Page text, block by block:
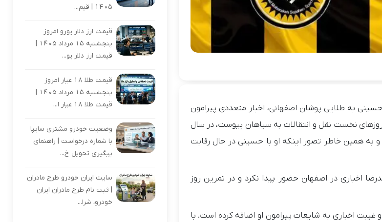
به طلایی پوشان اصفهانی، اخبار متعددی پیرامون
نخست نقل و انتقالات به سپاهان پیوست، در سال
به همین خاطر تصور اینکه او با حسینی در حال رقابت
اخباری در اصفهان حضور پیدا نکرد و در تمرین روز
اخباری به شایعات پیرامون او اضافه کرده است. با
1405 | قیم...
قیمت ارز دلار یورو امروز
پنجشنبه 15 مرداد 1405 |
قیمت ارز دلار یو...
قیمت طلا 18 عیار امروز
پنجشنبه 15 مرداد 1405 |
قیمت طلا 18 عیار ا...
وضعیت خودرو مشتری سایپا
با شماره درخواست | راهنمای
پیگیری تحویل خ...
سایت ایران خودرو طرح مادران
| ثبت نام طرح مادران ایران
خودرو، شرا...